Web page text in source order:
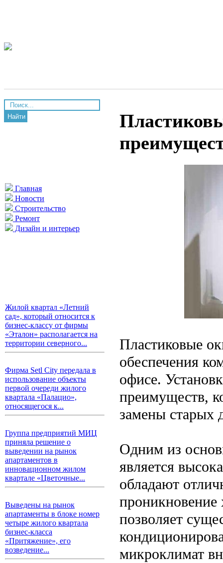
Найти
Главная
Новости
Строительство
Ремонт
Дизайн и интерьер
Жилой квартал «Летний
сад», который относится к
бизнес-классу от фирмы
«Эталон» располагается на
территории северного...
Фирма Setl City передала в
использование объекты
первой очереди жилого
квартала «Палацио»,
относящегося к...
Группа предприятий МИЦ
приняла решение о
выведении на рынок
апартаментов в
инновационном жилом
квартале «Цветочные...
Выведены на рынок
апартаменты в блоке номер
четыре жилого квартала
бизнес-класса
«Притяжение», его
возведение...
Пластиковые
обеспечения
офисе.
преимуществ,
замены старых
Одним из
является
обладают
проникновение
позволяет
микроклимат